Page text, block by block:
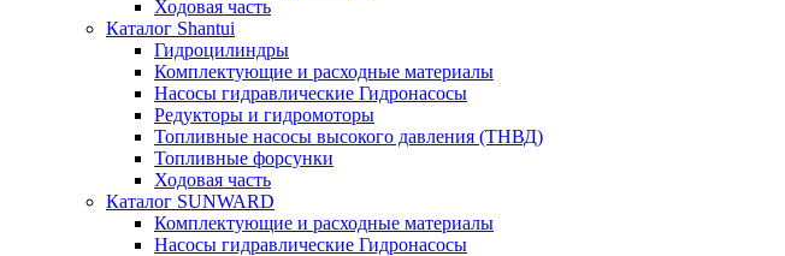
Ходовая часть
Каталог Shantui
Гидроцилиндры
Комплектующие и расходные материалы
Насосы гидравлические Гидронасосы
Редукторы и гидромоторы
Топливные насосы высокого давления (ТНВД)
Топливные форсунки
Ходовая часть
Каталог SUNWARD
Комплектующие и расходные материалы
Насосы гидравлические Гидронасосы